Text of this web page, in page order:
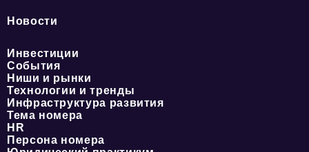
Новости
Инвестиции
События
Ниши и рынки
Технологии и тренды
Инфраструктура развития
Тема номера
HR
Персона номера